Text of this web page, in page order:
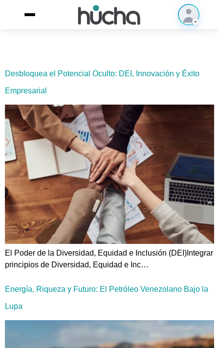
Desbloquea el Potencial Oculto: DEI, Innovación y Éxito
Empresarial
El Poder de la Diversidad, Equidad e Inclusión (DEI)Integrar
principios de Diversidad, Equidad e Inc…
Energía, Riqueza y Futuro: El Petróleo Venezolano Bajo la
Lupa